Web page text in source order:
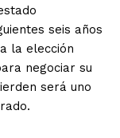
seis años
la elección
negociar su
será uno